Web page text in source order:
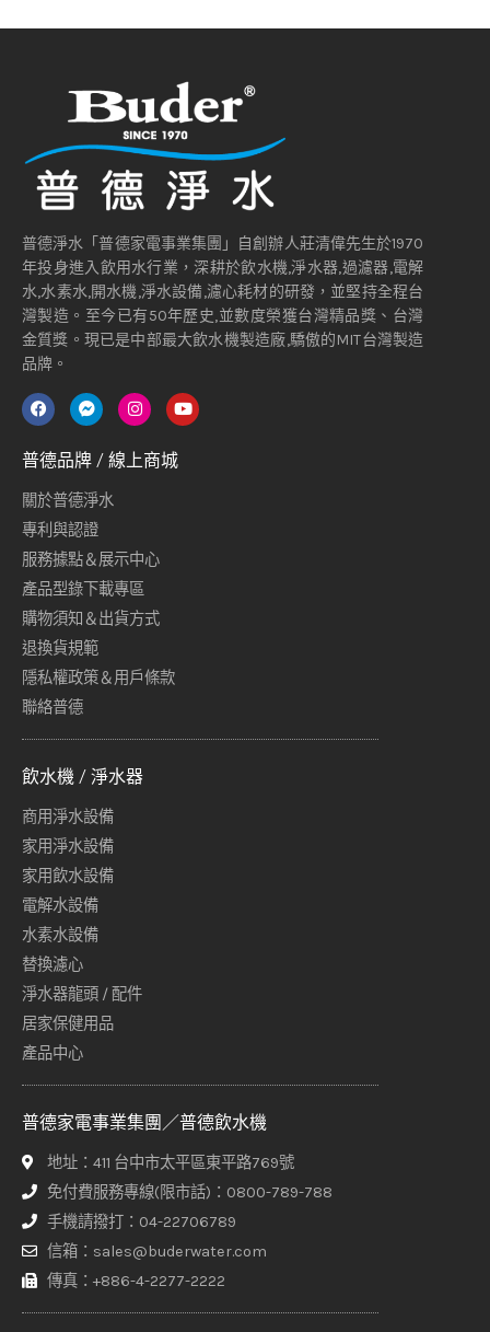
普德淨水「普德家電事業集團」自創辦人莊清偉先生於1970
年投身進入飲用水行業，深耕於飲水機,淨水器,過濾器,電解
水,水素水,開水機,淨水設備,濾心耗材的研發，並堅持全程台
灣製造。至今已有50年歷史,並數度榮獲台灣精品獎、台灣
金質獎。現已是中部最大飲水機製造廠,驕傲的MIT台灣製造
品牌。
普德品牌 / 線上商城
關於普德淨水
專利與認證
服務據點＆展示中心
產品型錄下載專區
購物須知＆出貨方式
退換貨規範
隱私權政策＆用戶條款
聯絡普德
飲水機 / 淨水器
商用淨水設備
家用淨水設備
家用飲水設備
電解水設備
水素水設備
替換濾心
淨水器龍頭 / 配件
居家保健用品
產品中心
普德家電事業集團／普德飲水機
地址：411 台中市太平區東平路769號
免付費服務專線(限市話)：0800-789-788
手機請撥打：04-22706789
信箱：sales@buderwater.com
傳真：+886-4-2277-2222